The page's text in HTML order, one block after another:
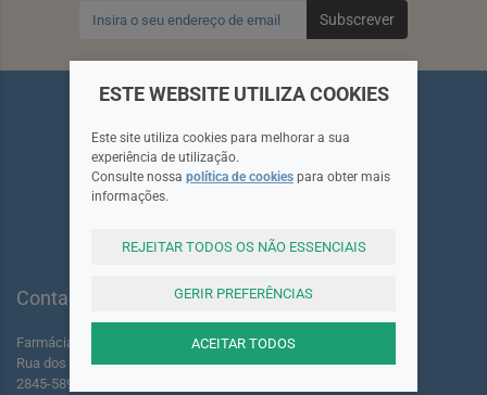
Subscrever
Siga-nos
Contactos
Farmácia dos Foros de Amora Lda.
Rua dos Foros Amora 220 A-B
2845-589 Seixal - Portugal
ESTE WEBSITE UTILIZA COOKIES
Este site utiliza cookies para melhorar a sua
experiência de utilização.
Consulte nossa política de cookies para obter mais
informações.
REJEITAR TODOS OS NÃO ESSENCIAIS
GERIR PREFERÊNCIAS
ACEITAR TODOS